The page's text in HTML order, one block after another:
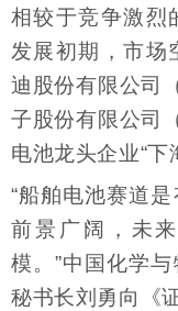
相较于竞争激烈
发展初期，市场
迪股份有限公司
子股份有限公司
电池龙头企业“下
“船舶电池赛道
前景广阔，未
模。”中国化学
秘书长刘勇向《